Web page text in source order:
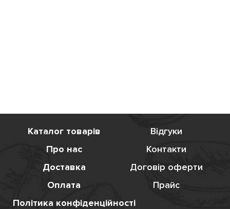
Каталог товарів
Відгуки
Про нас
Контакти
Доставка
Договір оферти
Оплата
Прайс
Політика конфіденційності